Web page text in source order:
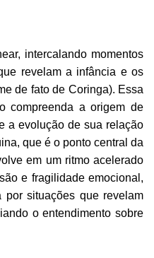
intercalando momentos
revelam a infância e os
de fato de Coringa). Essa
compreenda a origem de
a evolução de sua relação
que é o ponto central da
em um ritmo acelerado
e fragilidade emocional,
por situações que revelam
o entendimento sobre